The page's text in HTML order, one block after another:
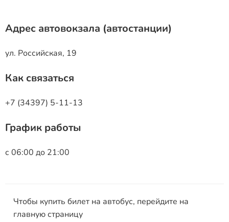
Адрес автовокзала (автостанции)
ул. Российская, 19
Как связаться
+7 (34397) 5-11-13
График работы
с 06:00 до 21:00
Чтобы купить билет на автобус, перейдите на
главную страницу